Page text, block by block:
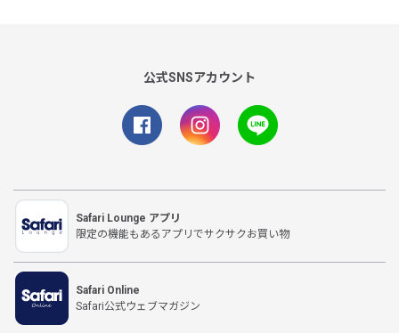
公式SNSアカウント
Safari Lounge アプリ
限定の機能もあるアプリでサクサクお買い物
Safari Online
Safari公式ウェブマガジン